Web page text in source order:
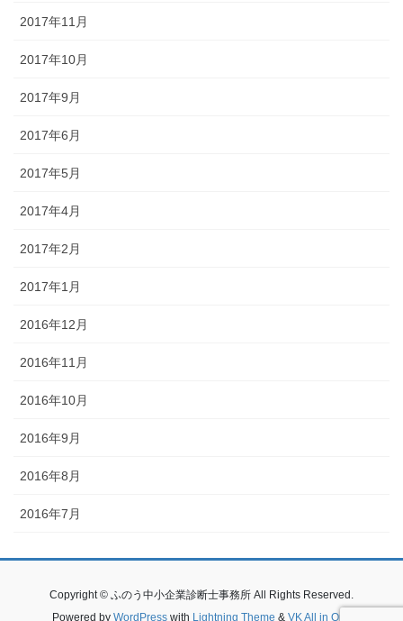
2017年11月
2017年10月
2017年9月
2017年6月
2017年5月
2017年4月
2017年2月
2017年1月
2016年12月
2016年11月
2016年10月
2016年9月
2016年8月
2016年7月
Copyright © ふのう中小企業診断士事務所 All Rights Reserved.
Powered by WordPresswith Lightning Theme & VK All in One